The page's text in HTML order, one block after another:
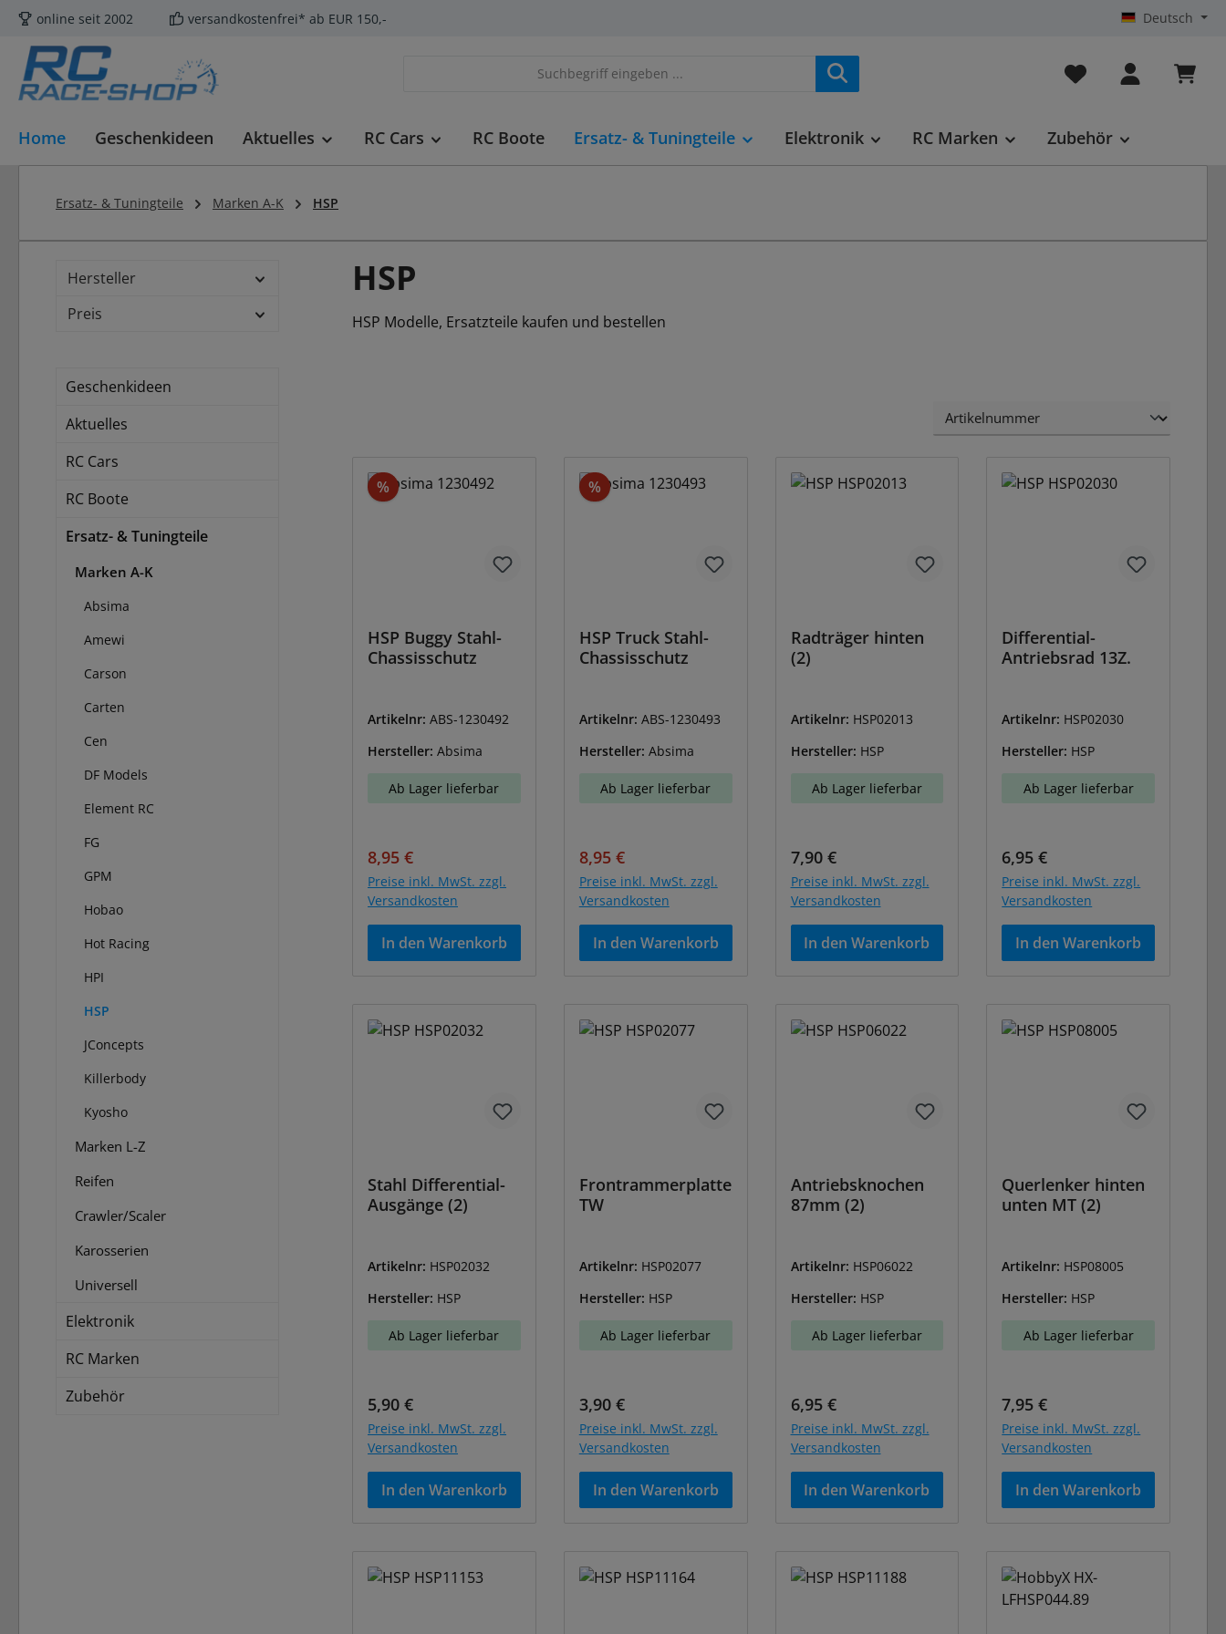
Hauptinhalt springen
Zur Suche springen
Zur Hauptnavigation springen
online seit 2002 versandkostenfrei* ab EUR 150,- Deutsch
Du hast 0 Produkte
Home Geschenkideen Aktuelles RC Cars RC Boote Ersatz- & Tuningteile Elektronik RC Marken Zubehör
Ersatz- & Tuningteile Marken A-K HSP
Hersteller
Preis
Geschenkideen
Aktuelles
RC Cars
RC Boote
Ersatz- & Tuningteile
Marken A-K
Absima
Amewi
Carson
Carten
Cen
DF Models
Element RC
FG
GPM
Hobao
Hot Racing
HPI
HSP
JConcepts
Killerbody
Kyosho
Marken L-Z
Reifen
Crawler/Scaler
Karosserien
Universell
Elektronik
RC Marken
Zubehör
HSP
HSP Modelle, Ersatzteile kaufen und bestellen
% Rabatt
HSP Buggy Stahl-
Chassisschutz
Artikelnr: ABS-1230492
Hersteller: Absima
Ab Lager lieferbar
Verkaufspreis:
8,95 €
Preise inkl. MwSt. zzgl.
Versandkosten
In den Warenkorb
%Rabatt
HSP Truck Stahl-
Chassisschutz
Artikelnr: ABS-1230493
Hersteller: Absima
Ab Lager lieferbar
Verkaufspreis:
8,95 €
Preise inkl. MwSt. zzgl.
Versandkosten
In den Warenkorb
Radträger hinten
(2)
Artikelnr: HSP02013
Hersteller: HSP
Ab Lager lieferbar
Regulärer Preis:
7,90 €
Preise inkl. MwSt. zzgl.
Versandkosten
In den Warenkorb
Differential-
Antriebsrad 13Z.
Artikelnr: HSP02030
Hersteller: HSP
Ab Lager lieferbar
Regulärer Preis:
6,95 €
Preise inkl. MwSt. zzgl.
Versandkosten
In den Warenkorb
Stahl Differential-
Ausgänge (2)
Artikelnr: HSP02032
Hersteller: HSP
Ab Lager lieferbar
Regulärer Preis:
5,90 €
Preise inkl. MwSt. zzgl.
Versandkosten
In den Warenkorb
Frontrammerplatte
TW
Artikelnr: HSP02077
Hersteller: HSP
Ab Lager lieferbar
Regulärer Preis:
3,90 €
Preise inkl. MwSt. zzgl.
Versandkosten
In den Warenkorb
Antriebsknochen
87mm (2)
Artikelnr: HSP06022
Hersteller: HSP
Ab Lager lieferbar
Regulärer Preis:
6,95 €
Preise inkl. MwSt. zzgl.
Versandkosten
In den Warenkorb
Querlenker hinten
unten MT (2)
Artikelnr: HSP08005
Hersteller: HSP
Ab Lager lieferbar
Regulärer Preis:
7,95 €
Preise inkl. MwSt. zzgl.
Versandkosten
In den Warenkorb